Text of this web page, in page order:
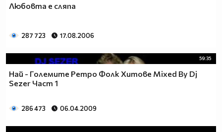
Любовта е сляпа
287 723 17.08.2006
59:35
Най - Големите Ретро Фолк Хитове Mixed By Dj
Sezer Част 1
286 473 06.04.2009